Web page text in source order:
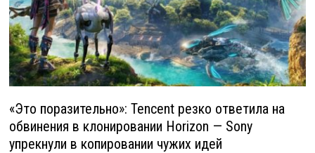
«Это поразительно»: Tencent резко ответила на
обвинения в клонировании Horizon — Sony
упрекнули в копировании чужих идей